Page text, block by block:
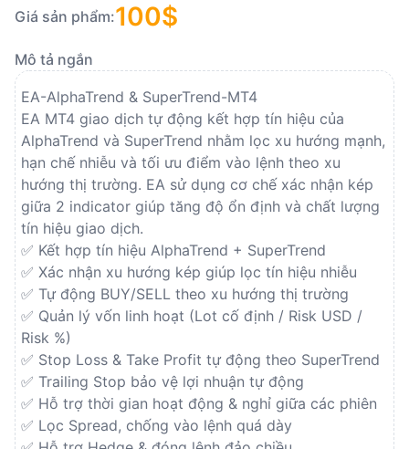
Scripts
TradingView
Indicators TradingView
Indicators TV to MT4
Indicators TV to MT5
Giá sản phẩm:100$
Mô tả ngắn
EA-AlphaTrend & SuperTrend-MT4
EA MT4 giao dịch tự động kết hợp tín hiệu của
AlphaTrend và SuperTrend nhằm lọc xu hướng mạnh,
hạn chế nhiễu và tối ưu điểm vào lệnh theo xu
hướng thị trường. EA sử dụng cơ chế xác nhận kép
giữa 2 indicator giúp tăng độ ổn định và chất lượng
tín hiệu giao dịch.
✅ Kết hợp tín hiệu AlphaTrend + SuperTrend
✅ Xác nhận xu hướng kép giúp lọc tín hiệu nhiễu
✅ Tự động BUY/SELL theo xu hướng thị trường
✅ Quản lý vốn linh hoạt (Lot cố định / Risk USD /
Risk %)
✅ Stop Loss & Take Profit tự động theo SuperTrend
✅ Trailing Stop bảo vệ lợi nhuận tự động
✅ Hỗ trợ thời gian hoạt động & nghỉ giữa các phiên
✅ Lọc Spread, chống vào lệnh quá dày